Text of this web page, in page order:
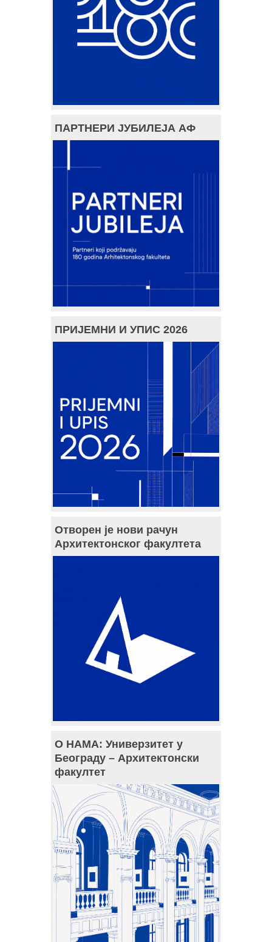
ПАРТНЕРИ ЈУБИЛЕЈА АФ
ПРИЈЕМНИ И УПИС 2026
Отворен је нови рачун
Архитектонског факултета
О НАМА: Универзитет у
Београду – Архитектонски
факултет